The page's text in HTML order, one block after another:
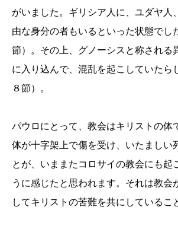
がいました。ギリシア人に、ユダヤ人
由な身分の者もいるといった状態でし
節）。その上、グノーシスと称される
に入り込んで、混乱を起こしていたら
８節）。
パウロにとって、教会はキリストの体
体が十字架上で傷を受け、いたましい
とが、いままたコロサイの教会にも起
うに感じたと思われます。それは教会
してキリストの苦難を共にしているこ